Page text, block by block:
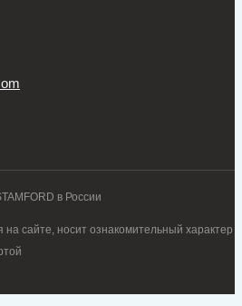
в России
сайте, носит ознакомительный характер